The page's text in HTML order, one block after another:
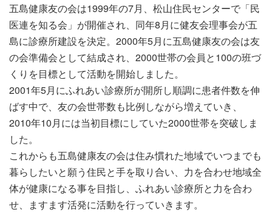
五島健康友の会は1999年の7月、松山住民センターで「民
医連を知る会」が開催され、同年8月に健友会理事会が五
島に診療所建設を決定。2000年5月に五島健康友の会は友
の会準備会として結成され、2000世帯の会員と100の班づ
くりを目標として活動を開始しました。
2001年5月にふれあい診療所が開所し順調に患者件数を伸
ばす中で、友の会世帯数も比例しながら増えていき、
2010年10月には当初目標にしていた2000世帯を突破しま
した。
これからも五島健康友の会は住み慣れた地域でいつまでも
暮らしたいと願う住民と手を取り合い、力を合わせ地域全
体が健康になる事を目指し、ふれあい診療所と力を合わ
せ、ますます活発に活動を行っていきます。